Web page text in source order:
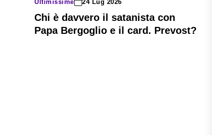
Ultimissime 24 Lug 2026
Chi è davvero il satanista con
Papa Bergoglio e il card. Prevost?